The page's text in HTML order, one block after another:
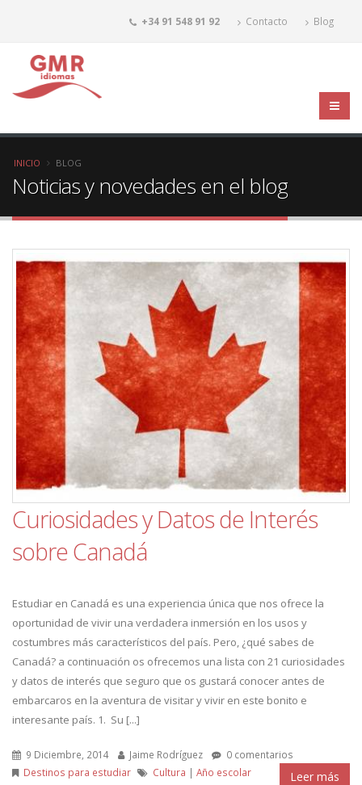
+34 91 548 91 92 Contacto Blog
INICIO BLOG
Noticias y novedades en el blog
Curiosidades y Datos de Interés
sobre Canadá
Estudiar en Canadá es una experiencia única que nos ofrece la
oportunidad de vivir una verdadera inmersión en los usos y
costumbres más característicos del país. Pero, ¿qué sabes de
Canadá? a continuación os ofrecemos una lista con 21 curiosidades
y datos de interés que seguro que os gustará conocer antes de
embarcaros en la aventura de visitar y vivir en este bonito e
interesante país. 1. Su [...]
9 Diciembre, 2014 Jaime Rodríguez
0 comentarios
Destinos para estudiar
Cultura | Año escolar Leer más